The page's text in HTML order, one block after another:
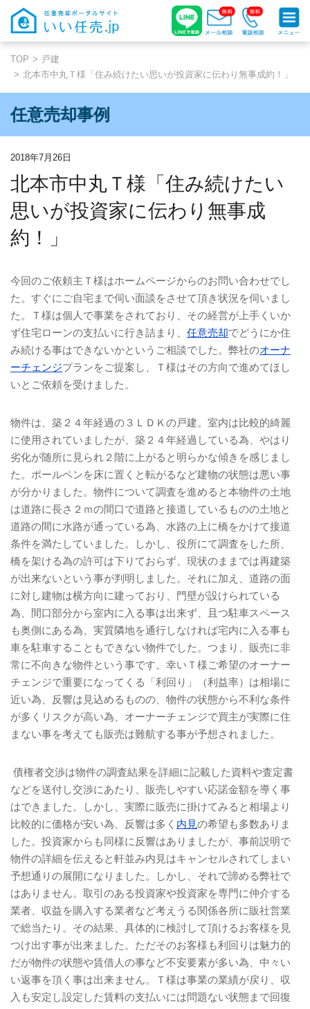
TOP
戸建
北本市中丸Ｔ様「住み続けたい思いが投資家に伝わり無事成約！」
任意売却事例
2018年7月26日
北本市中丸Ｔ様「住み続けたい
思いが投資家に伝わり無事成
約！」
今回のご依頼主Ｔ様はホームページからのお問い合わせでし
た。すぐにご自宅まで伺い面談をさせて頂き状況を伺いまし
た。Ｔ様は個人で事業をされており、その経営が上手くいか
ず住宅ローンの支払いに行き詰まり、 任意売却でどうにか住
み続ける事はできないかというご相談でした。弊社のオーナ
ーチェンジプランをご提案し、Ｔ様はその方向で進めてほし
いとご依頼を受けました。
物件は、築２４年経過の３ＬＤＫの戸建。室内は比較的綺麗
に使用されていましたが、築２４年経過している為、やはり
劣化が随所に見られ２階に上がると明らかな傾きを感じまし
た。ポールペンを床に置くと転がるなど建物の状態は悪い事
が分かりました。物件について調査を進めると本物件の土地
は道路に長さ２ｍの間口で道路と接道しているものの土地と
道路の間に水路が通っている為、水路の上に橋をかけて接道
条件を満たしていました。しかし、役所にて調査をした所、
橋を架ける為の許可は下りておらず、現状のままでは再建築
が出来ないという事が判明しました。それに加え、道路の面
に対し建物は横方向に建っており、門壁が設けられている
為、間口部分から室内に入る事は出来ず、且つ駐車スペース
も奥側にある為、実質隣地を通行しなければ宅内に入る事も
車を駐車することもできない物件でした。つまり、販売に非
常に不向きな物件という事です。幸いＴ様ご希望のオーナー
チェンジで重要になってくる「利回り」（利益率）は相場に
近い為、反響は見込めるものの、物件の状態から不利な条件
が多くリスクが高い為、オーナーチェンジで買主が実際に住
まない事を考えても販売は難航する事が予想されました。
債権者交渉は物件の調査結果を詳細に記載した資料や査定書
などを送付し交渉にあたり、販売しやすい応諾金額を導く事
はできました。しかし、実際に販売に掛けてみると相場より
比較的に価格が安い為、反響は多く 内見の希望も多数ありま
した。投資家からも同様に反響はありましたが、事前説明で
物件の詳細を伝えると軒並み内見はキャンセルされてしまい
予想通りの展開になりました。しかし、それで諦める弊社で
はありません。取引のある投資家や投資家を専門に仲介する
業者、収益を購入する業者など考えうる関係各所に販社営業
で総当たり。その結果、具体的に検討して頂けるお客様を見
つけ出す事が出来ました。ただそのお客様も利回りは魅力的
だが物件の状態や賃借人の事など不安要素が多い為、中々い
い返事を頂く事は出来ません。Ｔ様は事業の業績が戻り、収
入も安定し設定した賃料の支払いには問題ない状態まで回復